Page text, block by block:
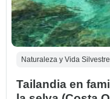
Naturaleza y Vida Silvestre
Tailandia en